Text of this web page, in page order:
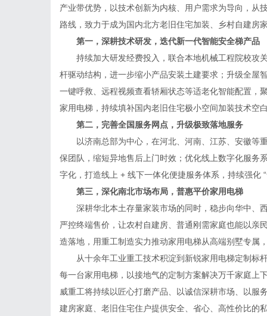
产业带优势，以技术创新为内核、用户需求为导向，从
路线，致力于成为国内北方老旧住宅加装、乡村自建房
第一，深耕技术研发，迭代新一代智能安全梯产品
持续加大研发经费投入，联合本地机械工程院校攻
杆驱动结构，进一步缩小产品安装土建要求；升级全屋
一键呼救、远程视频查看轿厢状态等适老化智能配置，
家用电梯，持续填补国内老旧住宅极小空间加装技术空
第二，完善全国服务网点，升级极致落地服务
以济南总部为中心，在河北、河南、江苏、安徽等
保团队，缩短异地售后上门时效；优化线上数字化服务
字化，打造线上 + 线下一体化便捷服务体系，持续强化
第三，深化南北市场布局，普惠平价家用电梯
深耕华北本土存量家装市场的同时，稳步向华中、
严控终端售价，让农村自建房、普通刚需家庭也能以亲
造落地，用重工制造实力推动家用电梯从高端别墅专属
从十余年工业重工技术积淀到新锐家用电梯定制标
每一台家用电梯，以接地气的定制方案解决万千家庭上
威重工将持续以匠心打磨产品、以诚信深耕市场、以服
建房家庭、老旧住宅住户提供安全、省心、高性价比的